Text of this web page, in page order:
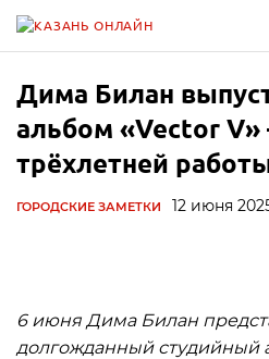
Дима Билан
альбом «Vector V»
трёхлетней
ГОРОДСКИЕ ЗАМЕТКИ 12 июня
6 июня Дима Билан
долгожданный студийный